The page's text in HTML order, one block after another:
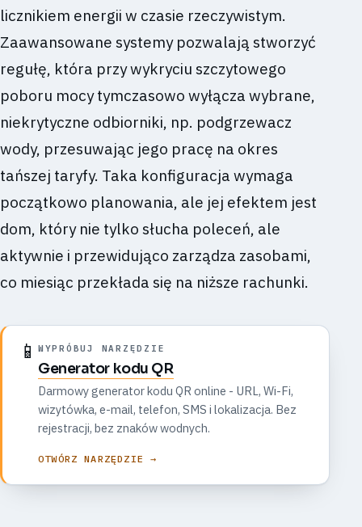
licznikiem energii w czasie rzeczywistym.
Zaawansowane systemy pozwalają stworzyć
regułę, która przy wykryciu szczytowego
poboru mocy tymczasowo wyłącza wybrane,
niekrytyczne odbiorniki, np. podgrzewacz
wody, przesuwając jego pracę na okres
tańszej taryfy. Taka konfiguracja wymaga
początkowo planowania, ale jej efektem jest
dom, który nie tylko słucha poleceń, ale
aktywnie i przewidująco zarządza zasobami,
co miesiąc przekłada się na niższe rachunki.
📱 WYPRÓBUJ NARZĘDZIE
Generator kodu QR
Darmowy generator kodu QR online - URL, Wi-Fi,
wizytówka, e-mail, telefon, SMS i lokalizacja. Bez
rejestracji, bez znaków wodnych.
OTWÓRZ NARZĘDZIE →